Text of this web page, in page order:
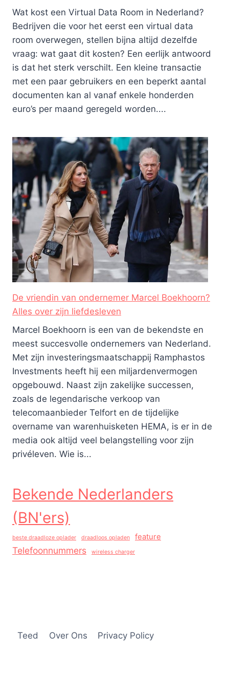
Wat kost een Virtual Data Room in Nederland?
Bedrijven die voor het eerst een virtual data
room overwegen, stellen bijna altijd dezelfde
vraag: wat gaat dit kosten? Een eerlijk antwoord
is dat het sterk verschilt. Een kleine transactie
met een paar gebruikers en een beperkt aantal
documenten kan al vanaf enkele honderden
euro’s per maand geregeld worden....
De vriendin van ondernemer Marcel Boekhoorn?
Alles over zijn liefdesleven
Marcel Boekhoorn is een van de bekendste en
meest succesvolle ondernemers van Nederland.
Met zijn investeringsmaatschappij Ramphastos
Investments heeft hij een miljardenvermogen
opgebouwd. Naast zijn zakelijke successen,
zoals de legendarische verkoop van
telecomaanbieder Telfort en de tijdelijke
overname van warenhuisketen HEMA, is er in de
media ook altijd veel belangstelling voor zijn
privéleven. Wie is...
Bekende Nederlanders
(BN'ers)
beste draadloze oplader draadloos opladen feature
Telefoonnummers wireless charger
Teed Over Ons Privacy Policy